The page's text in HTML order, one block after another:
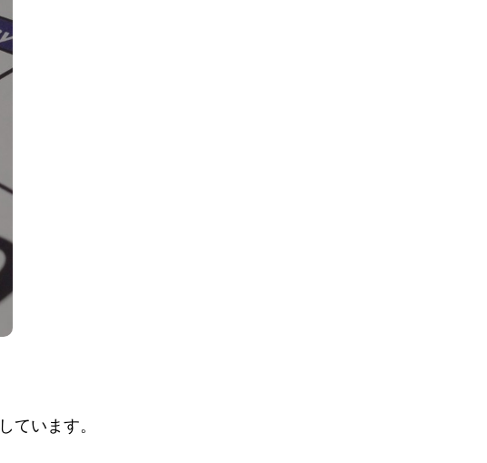
ています。